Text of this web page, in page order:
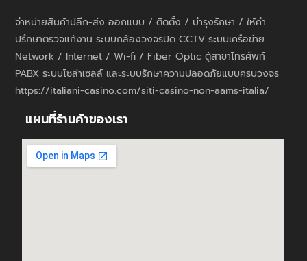
จำหน่ายสินค้าปลีก-ส่ง ออกแบบ / ติดตั้ง / บำรุงรักษา / ให้คำ
ปรึกษาตรวจแก้งาน ระบบกล้องวงจรปิด CCTV ระบบเครือข่าย
Network / Internet / Wi-fi / Fiber Optic ตู้สาขาโทรศัพท์
PABX ระบบโซล่าเซลล์ และระบบรักษาความปลอดภัยแบบครบวงจร
https://italiani-casino.com/siti-casino-non-aams-italia/
แผนที่ร้านค้าของเรา